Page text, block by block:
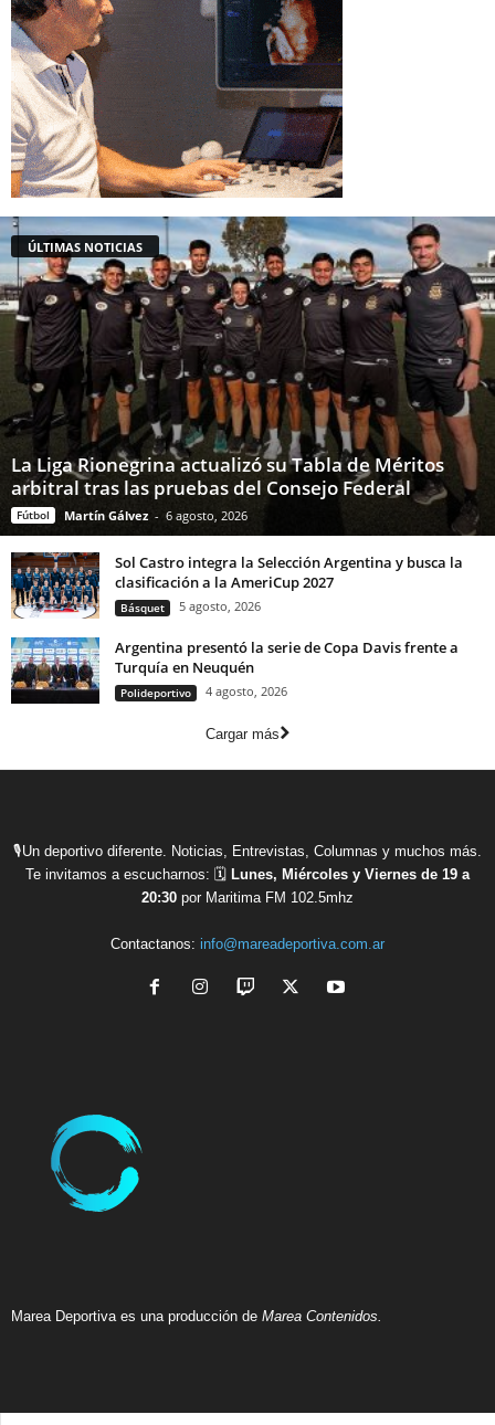
ÚLTIMAS NOTICIAS
La Liga Rionegrina actualizó su Tabla de Méritos
arbitral tras las pruebas del Consejo Federal
Fútbol Martín Gálvez - 6 agosto, 2026
Sol Castro integra la Selección Argentina y busca la
clasificación a la AmeriCup 2027
Básquet 5 agosto, 2026
Argentina presentó la serie de Copa Davis frente a
Turquía en Neuquén
Polideportivo 4 agosto, 2026
Cargar más
🎙Un deportivo diferente. Noticias, Entrevistas, Columnas y muchos más.
Te invitamos a escucharnos: 🗓 Lunes, Miércoles y Viernes de 19 a
20:30 por Maritima FM 102.5mhz
Contactanos: info@mareadeportiva.com.ar
Marea Deportiva es una producción de Marea Contenidos.